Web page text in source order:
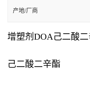
产地/厂商
增塑剂DOA己二酸
己二酸二辛酯